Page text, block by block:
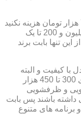
برای خرید اجاق گازهای داخلی بیشتر از 750 هزار تومان هزینه نکنید
اما مدل های وارداتی به درد بخور را از یک میلیون و 200 تا یک
از این تنها بابت برند
با کیفیت و البته
مخزن دار را انتخاب کنید به راحتی مدل دهای 300 تا 450 هزار
و ظرفشویی
داشته باشند پس بابت
های متنوع